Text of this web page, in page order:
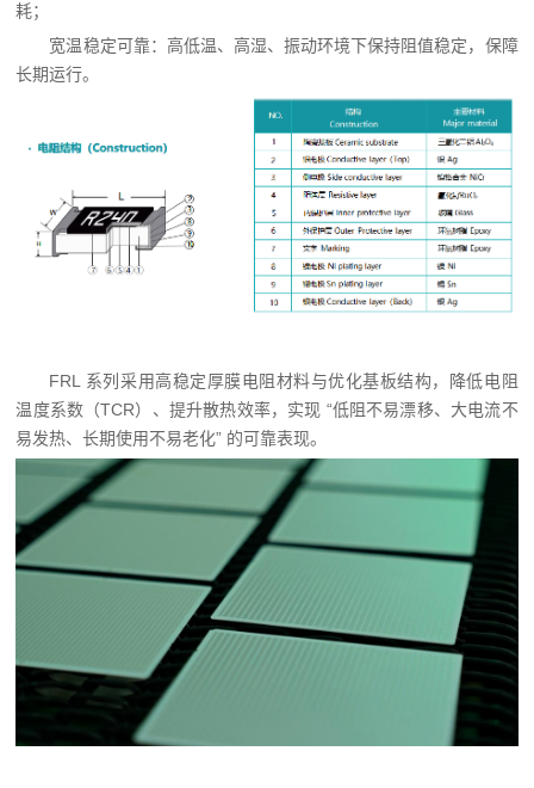
耗；
宽温稳定可靠：高低温、高湿、振动环境下保持阻值稳定，保障
长期运行。
FRL 系列采用高稳定厚膜电阻材料与优化基板结构，降低电阻
温度系数（TCR）、提升散热效率，实现 “低阻不易漂移、大电流不
易发热、长期使用不易老化” 的可靠表现。